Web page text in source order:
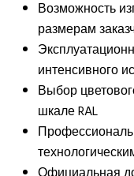
Возможность
размерам
интенсивного
Выбор
шкале RAL